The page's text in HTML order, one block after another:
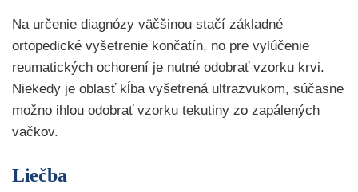
Na určenie diagnózy väčšinou stačí základné
ortopedické vyšetrenie končatín, no pre vylúčenie
reumatických ochorení je nutné odobrať vzorku krvi.
Niekedy je oblasť kĺba vyšetrená ultrazvukom, súčasne
možno ihlou odobrať vzorku tekutiny zo zapálených
vačkov.
Liečba